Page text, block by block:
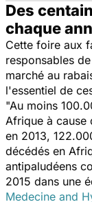
Des
chaque
Cette foire aux
responsables
marché au
l'essentiel de
"Au moins
Afrique à cause
en 2013,
décédés en
antipaludéens
2015 dans une
Medecine and